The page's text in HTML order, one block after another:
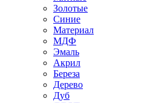
Золотые
Синие
Материал
МДФ
Эмаль
Акрил
Береза
Дерево
Дуб